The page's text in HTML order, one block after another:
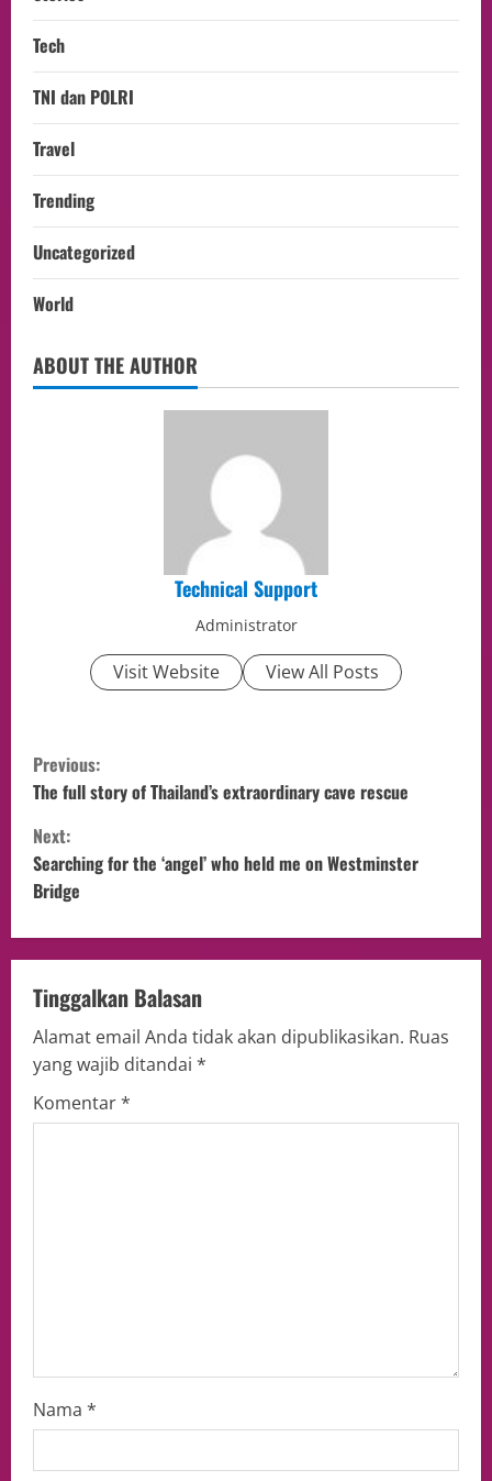
Tech
TNI dan POLRI
Travel
Trending
Uncategorized
World
ABOUT THE AUTHOR
Technical Support
Administrator
Visit Website View All Posts
Previous:
The full story of Thailand’s extraordinary cave rescue
Next:
Searching for the ‘angel’ who held me on Westminster
Bridge
Tinggalkan Balasan
Alamat email Anda tidak akan dipublikasikan. Ruas
yang wajib ditandai *
Komentar*
Nama *